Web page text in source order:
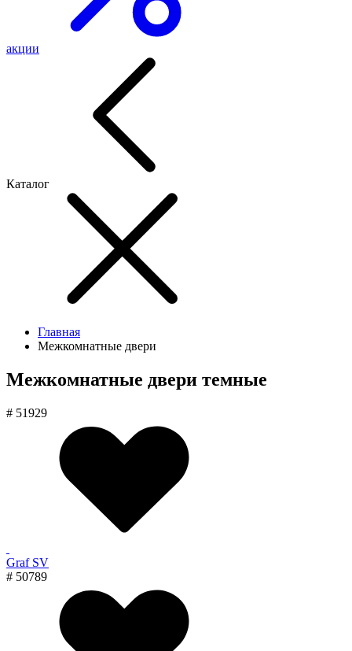
акции
Каталог
Главная
Межкомнатные двери
Межкомнатные двери темные
# 51929
Graf SV
# 50789